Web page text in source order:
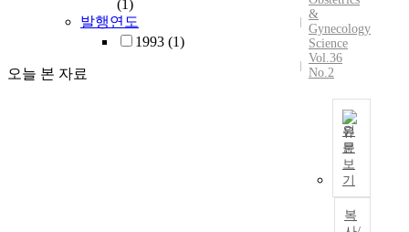
(1)
발행연도
1993 (1)
오늘 본 자료
&
Gynecology
Science
Vol.36
No.2
원
문
보
기
복